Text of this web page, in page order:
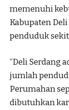
memenuhi
Kabupaten
penduduk
“Deli Serdang
jumlah
Perumahan
dibutuhkan